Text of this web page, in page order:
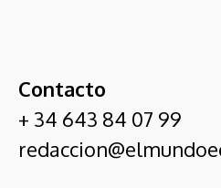
Contacto
+ 34 643 84 07 99